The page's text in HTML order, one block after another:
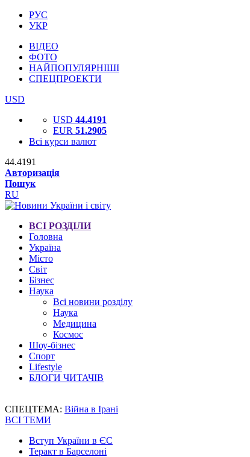
РУС
УКР
ВІДЕО
ФОТО
НАЙПОПУЛЯРНІШІ
СПЕЦПРОЕКТИ
USD
USD 44.4191
EUR 51.2905
Всі курси валют
44.4191
Авторизація
Пошук
RU
ВСІ РОЗДІЛИ
Головна
Україна
Місто
Світ
Бізнес
Наука
Всі новини розділу
Наука
Медицина
Космос
Шоу-бізнес
Спорт
Lifestyle
БЛОГИ ЧИТАЧІВ
СПЕЦТЕМА: Війна в Ірані
ВСІ ТЕМИ
Вступ України в ЄС
Теракт в Барселоні